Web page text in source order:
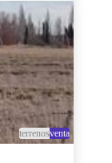
terrenosventa